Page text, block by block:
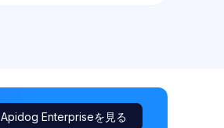
Apidog Enterpriseを見る